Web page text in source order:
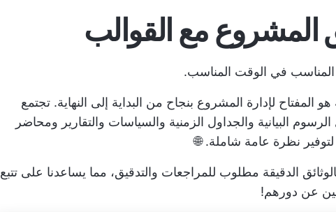
المشروع مع القوالب
المناسب في الوقت المناسب.
المفتاح لإدارة المشروع بنجاح من البداية إلى النهاية. تجتمع
البيانية والجداول الزمنية والسياسات والتقارير ومحاضر
نظرة عامة شاملة. 🌐
الدقيقة مطلوب للمراجعات والتدقيق، مما يساعدنا على تتبع
عن دورهم!